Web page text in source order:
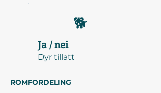
🐕
Ja / nei
Dyr tillatt
ROMFORDELING